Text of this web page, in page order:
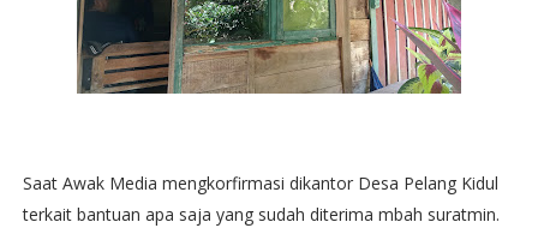
Saat Awak Media mengkorfirmasi dikantor Desa Pelang Kidul
terkait bantuan apa saja yang sudah diterima mbah suratmin.